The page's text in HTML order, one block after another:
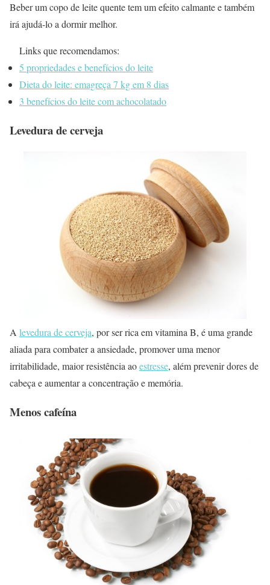
Beber um copo de leite quente tem um efeito calmante e também
irá ajudá-lo a dormir melhor.
Links que recomendamos:
5 propriedades e benefícios do leite
Dieta do leite: emagreça 7 kg em 8 dias
3 benefícios do leite com achocolatado
Levedura de cerveja
A levedura de cerveja, por ser rica em vitamina B, é uma grande
aliada para combater a ansiedade, promover uma menor
irritabilidade, maior resistência aoestresse, além prevenir dores de
cabeça e aumentar a concentração e memória.
Menos cafeína